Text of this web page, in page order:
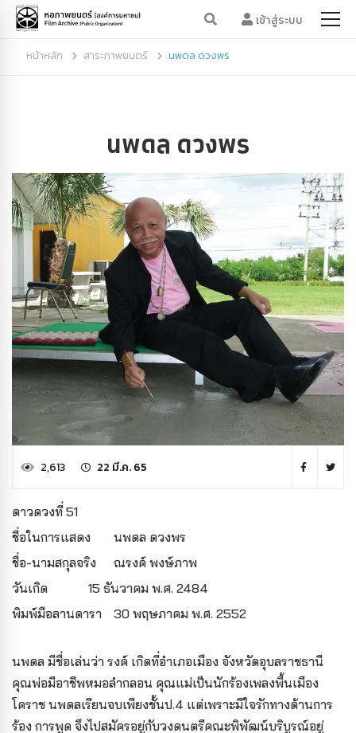
เข้าสู่ระบบ
หน้าหลัก สาระภาพยนตร์ นพดล ดวงพร
นพดล ดวงพร
2,613 22 มี.ค. 65
ดาวดวงที่ 51
ชื่อในการแสดง
นพดล ดวงพร
ชื่อ-นามสกุลจริง
ณรงค์ พงษ์ภาพ
วันเกิด
15 ธันวาคม พ.ศ. 2484
พิมพ์มือลานดารา
30 พฤษภาคม พ.ศ. 2552
นพดล มีชื่อเล่นว่า รงค์ เกิดที่อำเภอเมือง จังหวัดอุบลราชธานี
คุณพ่อมีอาชีพหมอลำกลอน คุณแม่เป็นนักร้องเพลงพื้นเมือง
โคราช นพดลเรียนจบเพียงชั้นป.4 แต่เพราะมีใจรักทางด้านการ
ร้อง การพูด จึงไปสมัครอยู่กับวงดนตรีคณะพิพัฒน์บริบูรณ์อยู่